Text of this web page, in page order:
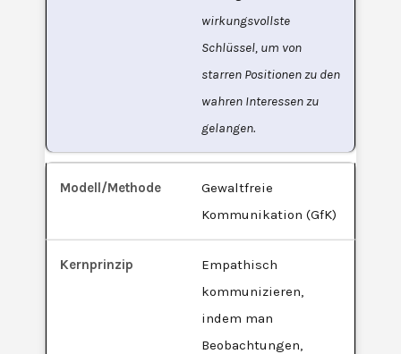
wirkungsvollste
Schlüssel, um von
starren Positionen zu den
wahren Interessen zu
gelangen.
Gewaltfreie
Kommunikation (GfK)
Empathisch
kommunizieren,
indem man
Beobachtungen,